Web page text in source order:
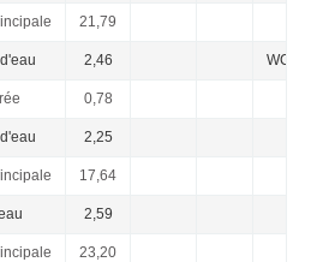
21,79
2,46 WC-
0,78
2,25
17,64
2,59
23,20